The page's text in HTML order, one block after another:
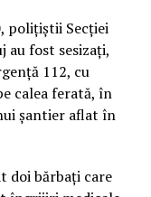
polițiștii Secției
au fost sesizați,
112, cu
calea ferată, în
șantier aflat în
doi bărbați care